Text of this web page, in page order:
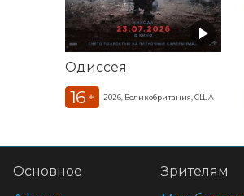
Одиссея
16 + 2026, Великобритания, США
Основное
Зрителям